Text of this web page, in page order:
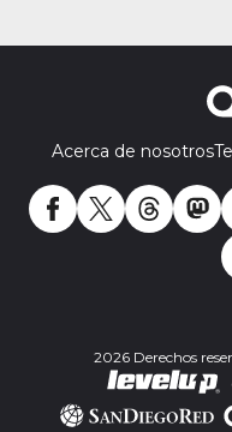
Acerca de nosotros
2026 Derechos